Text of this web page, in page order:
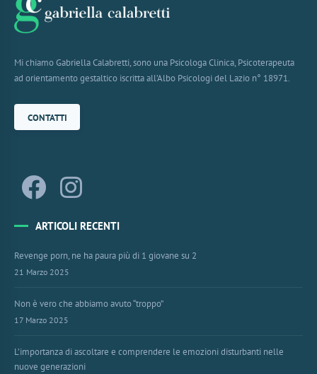
Mi chiamo Gabriella Calabretti, sono una Psicologa Clinica, Psicoterapeuta
ad orientamento gestaltico iscritta all’Albo Psicologi del Lazio n° 18971.
CONTATTI
ARTICOLI RECENTI
Revenge porn, ne ha paura più di 1 giovane su 2
21 Marzo 2025
Non è vero che abbiamo avuto “troppo”
17 Marzo 2025
L’importanza di ascoltare e comprendere le emozioni disturbanti nelle
nuove generazioni